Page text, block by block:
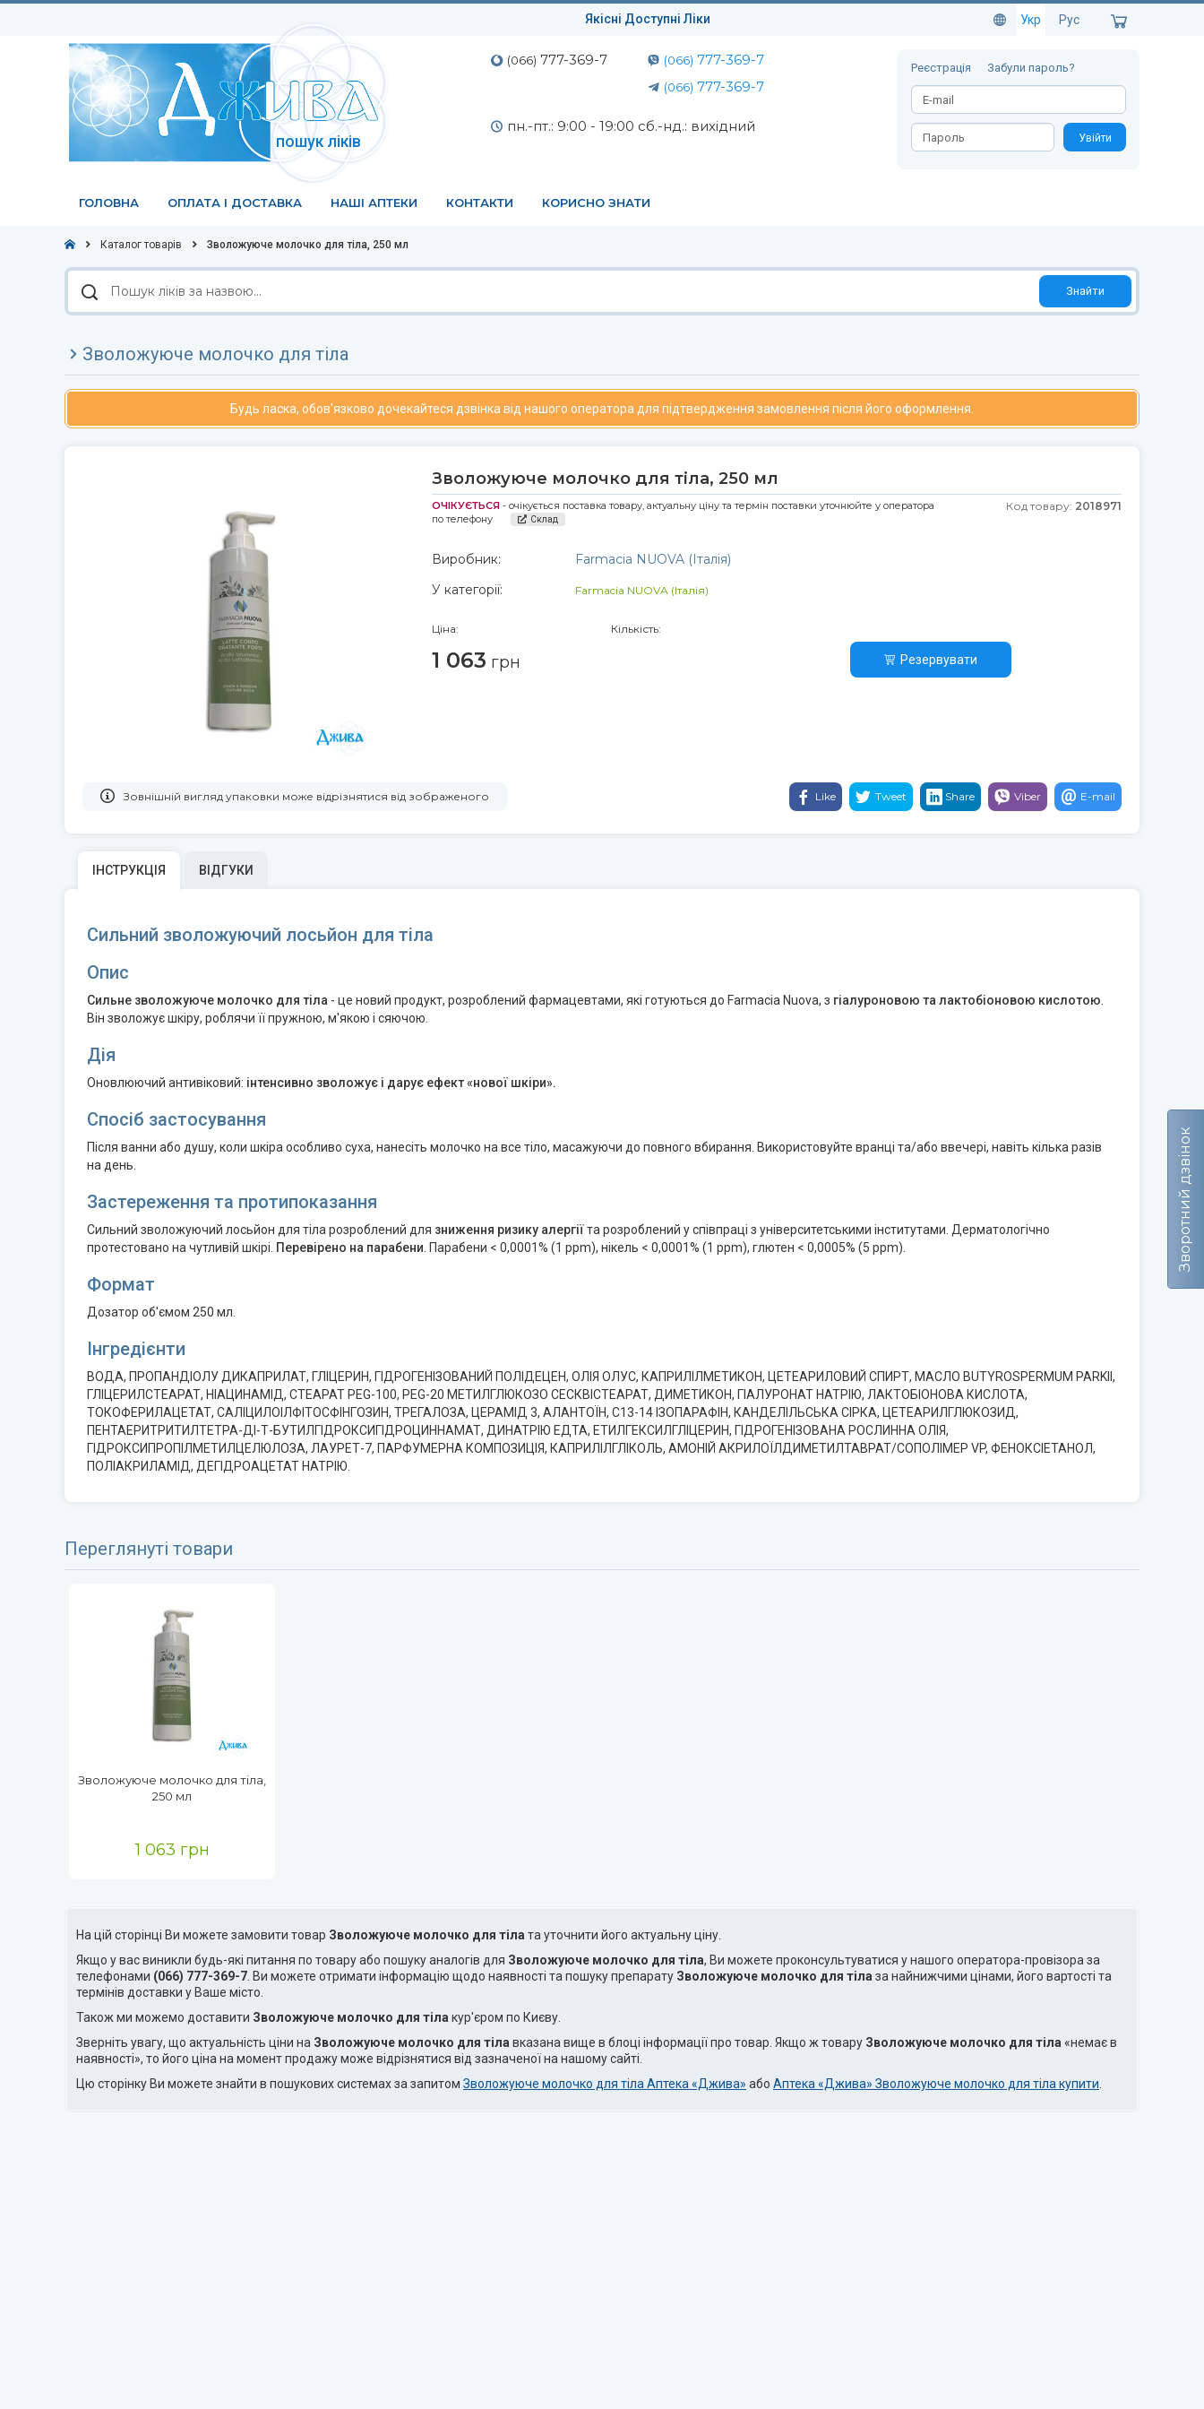
Якісні Доступні Ліки Укр Рус
пошук ліків
(066) 777-369-7 (066) 777-369-7
(066) 777-369-7
пн.-пт.: 9:00 - 19:00 сб.-нд.: вихідний
Реєстрація Забули пароль?
Увійти
ГОЛОВНА ОПЛАТА І ДОСТАВКА НАШІ АПТЕКИ КОНТАКТИ КОРИСНО ЗНАТИ
Каталог товарів Зволожуюче молочко для тіла, 250 мл
Пошук
ліків
за
Знайти
Зволожуюче молочко для тіла
Будь ласка, обов'язково дочекайтеся дзвінка від нашого оператора для підтвердження замовлення після його оформлення.
Зволожуюче молочко для тіла, 250 мл
ОЧІКУЄТЬСЯ - очікується поставка товару, актуальну ціну та термін поставки уточнюйте у оператора
по телефону
Склад
Код товару: 2018971
Виробник:
Farmacia NUOVA (Італія)
У категорії:
Farmacia NUOVA (Італія)
Ціна:
1 063 грн
Кількість:
Резервувати
Зовнішній вигляд упаковки може відрізнятися від зображеного Like Tweet Share Viber E-mail
ІНСТРУКЦІЯ ВІДГУКИ
Сильний зволожуючий лосьйон для тіла
Опис
Сильне зволожуюче молочко для тіла - це новий продукт, розроблений фармацевтами, які готуються до Farmacia Nuova, з гіалуроновою та лактобіоновою кислотою
Він зволожує шкіру, роблячи її пружною, м'якою і сяючою.
Дія
Оновлюючий антивіковий: інтенсивно зволожує і дарує ефект «нової шкіри».
Спосіб застосування
Після ванни або душу, коли шкіра особливо суха, нанесіть молочко на все тіло, масажуючи до повного вбирання. Використовуйте вранці та/або ввечері, навіть кілька разів
на день.
Застереження та протипоказання
Сильний зволожуючий лосьйон для тіла розроблений для зниження ризику алергіїта розроблений у співпраці з університетськими інститутами. Дерматологічно
протестовано на чутливій шкірі. Перевірено на парабени . Парабени < 0,0001% (1 ppm), нікель < 0,0001% (1 ppm), глютен < 0,0005% (5 ppm).
Формат
Дозатор об'ємом 250 мл.
Інгредієнти
ВОДА, ПРОПАНДІОЛУ ДИКАПРИЛАТ, ГЛІЦЕРИН, ГІДРОГЕНІЗОВАНИЙ ПОЛІДЕЦЕН, ОЛІЯ ОЛУС, КАПРИЛІЛМЕТИКОН, ЦЕТЕАРИЛОВИЙ СПИРТ, МАСЛО BUTYROSPERMUM PARKII,
ГЛІЦЕРИЛСТЕАРАТ, НІАЦИНАМІД, СТЕАРАТ PEG-100, PEG-20 МЕТИЛГЛЮКОЗО СЕСКВІСТЕАРАТ, ДИМЕТИКОН, ГІАЛУРОНАТ НАТРІЮ, ЛАКТОБІОНОВА КИСЛОТА,
ТОКОФЕРИЛАЦЕТАТ, САЛІЦИЛОІЛФІТОСФІНГОЗИН, ТРЕГАЛОЗА, ЦЕРАМІД 3, АЛАНТОЇН, C13-14 ІЗОПАРАФІН, КАНДЕЛІЛЬСЬКА СІРКА, ЦЕТЕАРИЛГЛЮКОЗИД,
ПЕНТАЕРИТРИТИЛТЕТРА-ДІ-Т-БУТИЛГІДРОКСИГІДРОЦИННАМАТ, ДИНАТРІЮ ЕДТА, ЕТИЛГЕКСИЛГЛІЦЕРИН, ГІДРОГЕНІЗОВАНА РОСЛИННА ОЛІЯ,
ГІДРОКСИПРОПІЛМЕТИЛЦЕЛЮЛОЗА, ЛАУРЕТ-7, ПАРФУМЕРНА КОМПОЗИЦІЯ, КАПРИЛІЛГЛІКОЛЬ, АМОНІЙ АКРИЛОЇЛДИМЕТИЛТАВРАТ/СОПОЛІМЕР VP, ФЕНОКСІЕТАНОЛ,
ПОЛІАКРИЛАМІД, ДЕГІДРОАЦЕТАТ НАТРІЮ.
Переглянуті товари
Зволожуюче молочко для тіла,
250 мл
1 063 грн
На цій сторінці Ви можете замовити товар Зволожуюче молочко для тіла та уточнити його актуальну ціну.
Якщо у вас виникли будь-які питання по товару або пошуку аналогів для Зволожуюче молочко для тіла, Ви можете проконсультуватися у нашого оператора-провізора за
телефонами (066) 777-369-7 . Ви можете отримати інформацію щодо наявності та пошуку препарату Зволожуюче молочко для тіла за найнижчими цінами, його вартості та
термінів доставки у Ваше місто.
Також ми можемо доставити Зволожуюче молочко для тіла кур'єром по Києву.
Зверніть увагу, що актуальність ціни на Зволожуюче молочко для тіла вказана вище в блоці інформації про товар. Якщо ж товару Зволожуюче молочко для тіла «немає в
наявності», то його ціна на момент продажу може відрізнятися від зазначеної на нашому сайті.
Цю сторінку Ви можете знайти в пошукових системах за запитом Зволожуюче молочко для тіла Аптека «Джива» або Аптека «Джива» Зволожуюче молочко для тіла купити
Зворотний дзвінок